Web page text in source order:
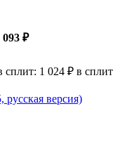
093 ₽
сплит: 1 024 ₽ в сплит
версия)